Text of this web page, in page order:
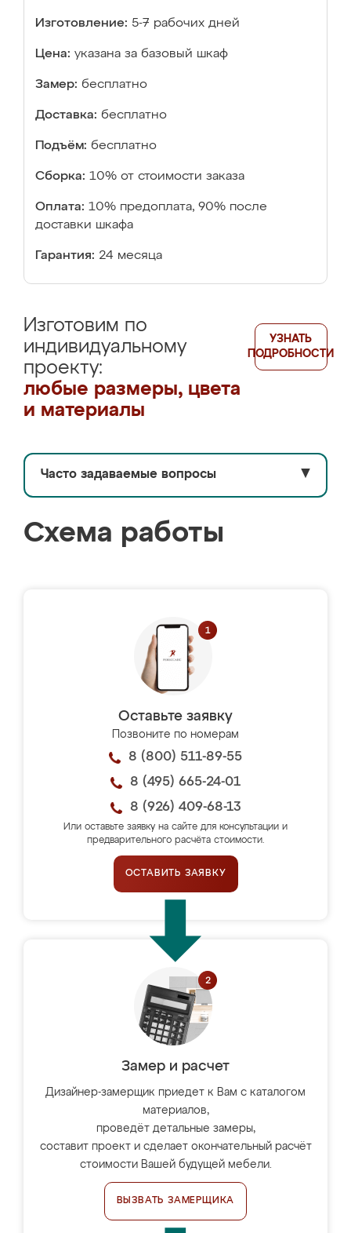
Изготовление: 5-7 рабочих дней
Цена: указана за базовый шкаф
Замер: бесплатно
Доставка: бесплатно
Подъём: бесплатно
Сборка: 10% от стоимости заказа
Оплата: 10% предоплата, 90% после
доставки шкафа
Гарантия: 24 месяца
Изготовим по
индивидуальному
проекту:
любые размеры, цвета
и материалы
УЗНАТЬ
ПОДРОБНОСТИ
Часто задаваемые вопросы ▼
Схема работы
Оставьте заявку
Позвоните по номерам
8 (800) 511-89-55
8 (495) 665-24-01
8 (926) 409-68-13
Или оставьте заявку на сайте для консультации и
предварительного расчёта стоимости.
ОСТАВИТЬ ЗАЯВКУ
Замер и расчет
Дизайнер-замерщик приедет к Вам с каталогом
материалов,
проведёт детальные замеры,
составит проект и сделает окончательный расчёт
стоимости Вашей будущей мебели.
ВЫЗВАТЬ ЗАМЕРЩИКА